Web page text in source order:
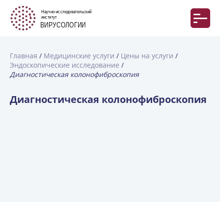
Главная Медицинские услуги
Цены на услуги
Эндоскопические исследование
Диагностическая колонофиброскопия
Диагностическая колонофиброскопия